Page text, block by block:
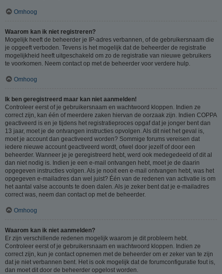
Omhoog
Waarom kan ik niet registreren?
Mogelijk heeft de beheerder je IP-adres verbannen, of de gebruikersnaam die
je opgeeft verboden. Tevens is het mogelijk dat de beheerder de registratie
mogelijkheid heeft uitgeschakeld om zo de registratie van nieuwe gebruikers
te voorkomen. Neem contact op met de beheerder voor verdere hulp.
Omhoog
Ik ben geregistreerd maar kan niet aanmelden!
Controleer eerst of je gebruikersnaam en wachtwoord kloppen. Indien ze
correct zijn, kan één of meerdere zaken hiervan de oorzaak zijn. Indien COPPA
geactiveerd is en je tijdens het registratieproces opgaf dat je jonger bent dan
13 jaar, moet je de ontvangen instructies opvolgen. Als dit niet het geval is,
moet je account dan geactiveerd worden? Sommige forums vereisen dat
iedere nieuwe account geactiveerd wordt, ofwel door jezelf of door een
beheerder. Wanneer je je geregistreerd hebt, werd ook medegedeeld of dit al
dan niet nodig is. Indien je een e-mail ontvangen hebt, moet je de daarin
opgegeven instructies volgen. Als je nooit een e-mail ontvangen hebt, was het
opgegeven e-mailadres dan wel juist? Één van de redenen van activatie is om
het aantal valse accounts te doen dalen. Als je zeker bent dat je e-mailadres
correct was, neem dan contact op met de beheerder.
Omhoog
Waarom kan ik niet aanmelden?
Er zijn verschillende redenen mogelijk waarom je dit probleem hebt.
Controleer eerst of je gebruikersnaam en wachtwoord kloppen. Indien ze
correct zijn, kun je contact opnemen met de beheerder om er zeker van te zijn
dat je niet verbannen bent. Het is ook mogelijk dat de forumconfiguratie fout is,
dan moet dit door de beheerder opgelost worden.